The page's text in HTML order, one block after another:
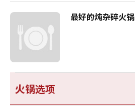
最好的炖杂碎火锅
火锅选项